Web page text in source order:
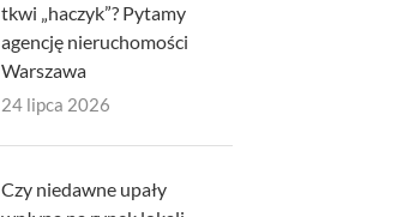
tkwi „haczyk”? Pytamy
agencję nieruchomości
Warszawa
24 lipca 2026
Czy niedawne upały